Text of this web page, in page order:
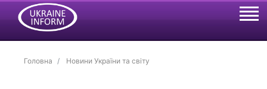
Головна Новини України та світу